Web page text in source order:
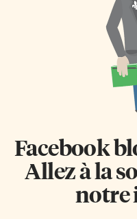
Facebook
Allez à la
notre